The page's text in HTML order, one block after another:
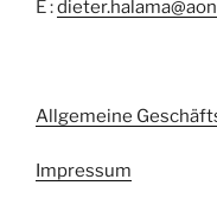
E :
Allgemeine
Impressum